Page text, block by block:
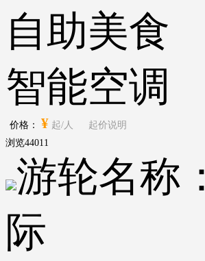
自助美食
智能空调
价格： ¥ 起/人
起价说明
浏览44011
游轮名称：
际